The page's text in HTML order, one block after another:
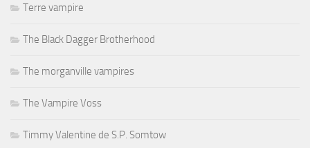
Terre vampire
The Black Dagger Brotherhood
The morganville vampires
The Vampire Voss
Timmy Valentine de S.P. Somtow